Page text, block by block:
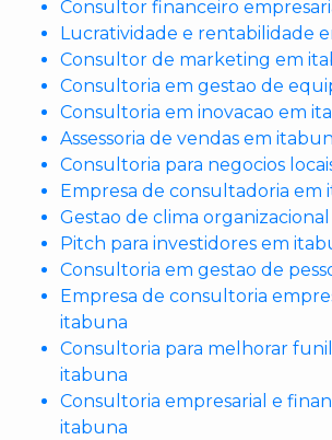
Consultor financeiro
Lucratividade e rentabilidade
Consultor de marketing em
Consultoria em gestao de
Consultoria em inovacao em
Assessoria de vendas em
Consultoria para negocios
Empresa de consultadoria em
Gestao de clima
Pitch para investidores em
Consultoria em gestao de
Empresa de consultoria
itabuna
Consultoria para melhorar
itabuna
Consultoria empresarial e
itabuna